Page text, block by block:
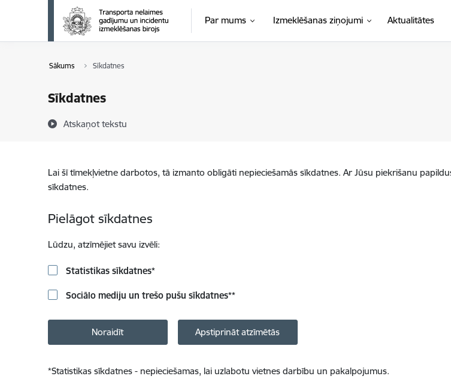
Pāriet uz lapas saturu
Par mums Izmeklēšanas ziņojumi Aktualitātes
Sākums Sīkdatnes
Sīkdatnes
Atskaņot tekstu
Lai šī tīmekļvietne darbotos, tā izmanto obligāti nepieciešamās sīkdatnes. Ar Jūsu piekrišanu
sīkdatnes.
Pielāgot sīkdatnes
Lūdzu, atzīmējiet savu izvēli:
Statistikas sīkdatnes*
Sociālo mediju un trešo pušu sīkdatnes**
Noraidīt Apstiprināt atzīmētās
*Statistikas sīkdatnes - nepieciešamas, lai uzlabotu vietnes darbību un pakalpojumus.